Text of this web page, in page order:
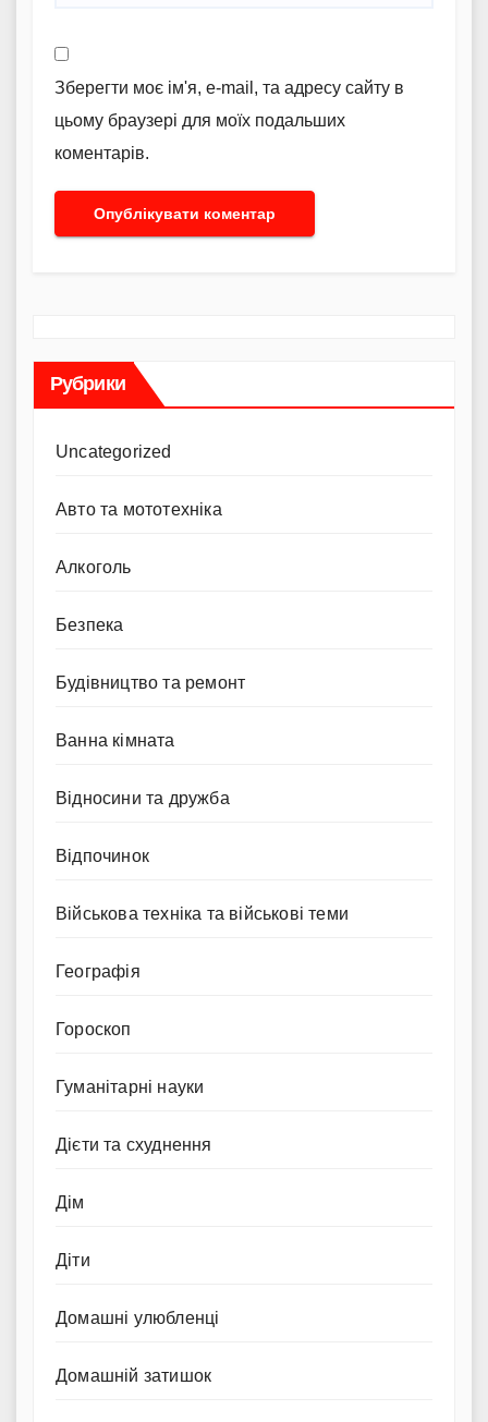
Зберегти моє ім'я, e-mail, та адресу сайту в
цьому браузері для моїх подальших
коментарів.
Рубрики
Uncategorized
Авто та мототехніка
Алкоголь
Безпека
Будівництво та ремонт
Ванна кімната
Відносини та дружба
Відпочинок
Військова техніка та військові теми
Географія
Гороскоп
Гуманітарні науки
Дієти та схуднення
Дім
Діти
Домашні улюбленці
Домашній затишок